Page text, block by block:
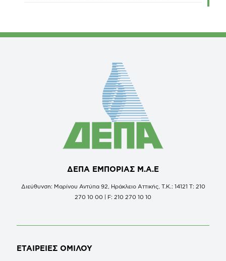
ΔΕΠΑ ΕΜΠΟΡΙΑΣ Μ.Α.Ε
Διεύθυνση: Μαρίνου Αντύπα 92, Ηράκλειο Αττικής, Τ.Κ.: 14121 Τ: 210
270 10 00 | F: 210 270 10 10
ΕΤΑΙΡΕΙΕΣ ΟΜΙΛΟΥ